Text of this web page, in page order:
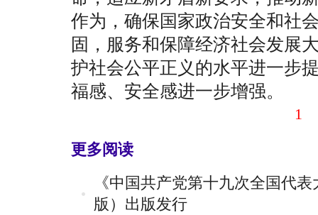
作为，确保国家政治安全和社
固，服务和保障经济社会发展
护社会公平正义的水平进一步
福感、安全感进一步增强。
1
更多阅读
《中国共产党第十九次全国代
版）出版发行